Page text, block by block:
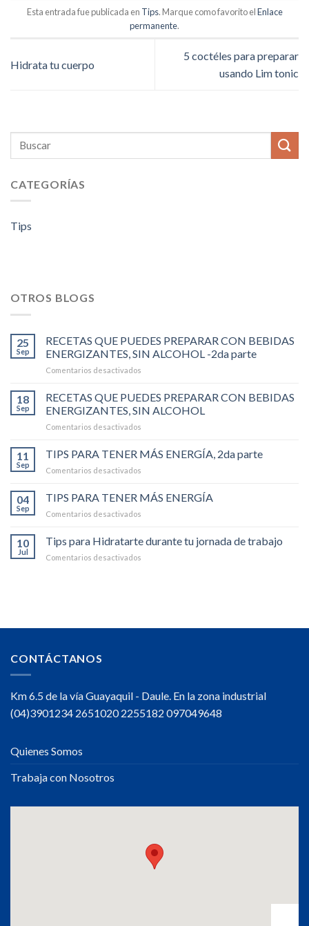
Esta entrada fue publicada en Tips. Marque como favorito elEnlace
permanente.
Hidrata tu cuerpo
5 coctéles para preparar
usando Lim tonic
CATEGORÍAS
Tips
OTROS BLOGS
25
Sep
RECETAS QUE PUEDES PREPARAR CON BEBIDAS
ENERGIZANTES, SIN ALCOHOL -2da parte
Comentarios desactivados
QUE
PUEDES
PREPARAR
ENERGIZANTES,
parte
18
Sep
RECETAS QUE PUEDES PREPARAR CON BEBIDAS
ENERGIZANTES, SIN ALCOHOL
Comentarios desactivados
QUE
PUEDES
BEBIDAS
11
Sep
TIPS PARA TENER MÁS ENERGÍA, 2da parte
Comentarios desactivados
PARA
TENER
2da
04
Sep
TIPS PARA TENER MÁS ENERGÍA
Comentarios desactivados
PARA
TENER
10
Jul
Tips para Hidratarte durante tu jornada de trabajo
Comentarios desactivados
jornada
CONTÁCTANOS
Km 6.5 de la vía Guayaquil - Daule. En la zona industrial
(04)3901234 2651020 2255182 097049648
Quienes Somos
Trabaja con Nosotros